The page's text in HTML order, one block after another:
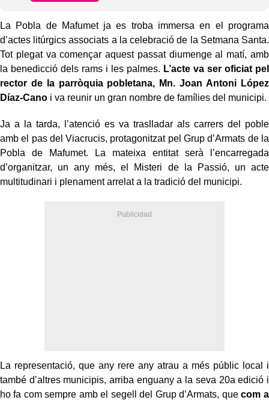
La Pobla de Mafumet ja es troba immersa en el programa
d’actes litúrgics associats a la celebració de la Setmana Santa.
Tot plegat va començar aquest passat diumenge al matí, amb
la benedicció dels rams i les palmes. L’acte va ser oficiat pel
rector de la parròquia pobletana, Mn. Joan Antoni López
Díaz-Cano i va reunir un gran nombre de famílies del municipi.
Ja a la tarda, l’atenció es va traslladar als carrers del poble
amb el pas del Viacrucis, protagonitzat pel Grup d’Armats de la
Pobla de Mafumet. La mateixa entitat serà l’encarregada
d’organitzar, un any més, el Misteri de la Passió, un acte
multitudinari i plenament arrelat a la tradició del municipi.
La representació, que any rere any atrau a més públic local i
també d’altres municipis, arriba enguany a la seva 20a edició i
ho fa com sempre amb el segell del Grup d’Armats, quecom a